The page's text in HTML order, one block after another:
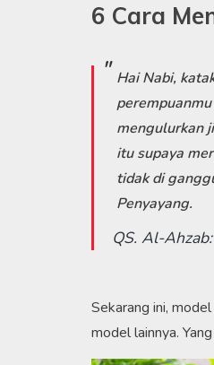
6 Cara
Hai Nabi,
mengulurkan
itu supaya
tidak di
Penyayang.
QS. Al-
Sekarang ini,
model lainnya.